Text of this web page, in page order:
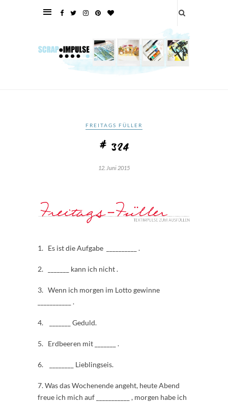
FREITAGS FÜLLER
# 324
12. Juni 2015
1. Es ist die Aufgabe __________ .
2. _______ kann ich nicht .
3. Wenn ich morgen im Lotto gewinne
___________ .
4. _______ Geduld.
5. Erdbeeren mit _______ .
6. ________ Lieblingseis.
7. Was das Wochenende angeht, heute Abend
freue ich mich auf ___________ , morgen habe ich